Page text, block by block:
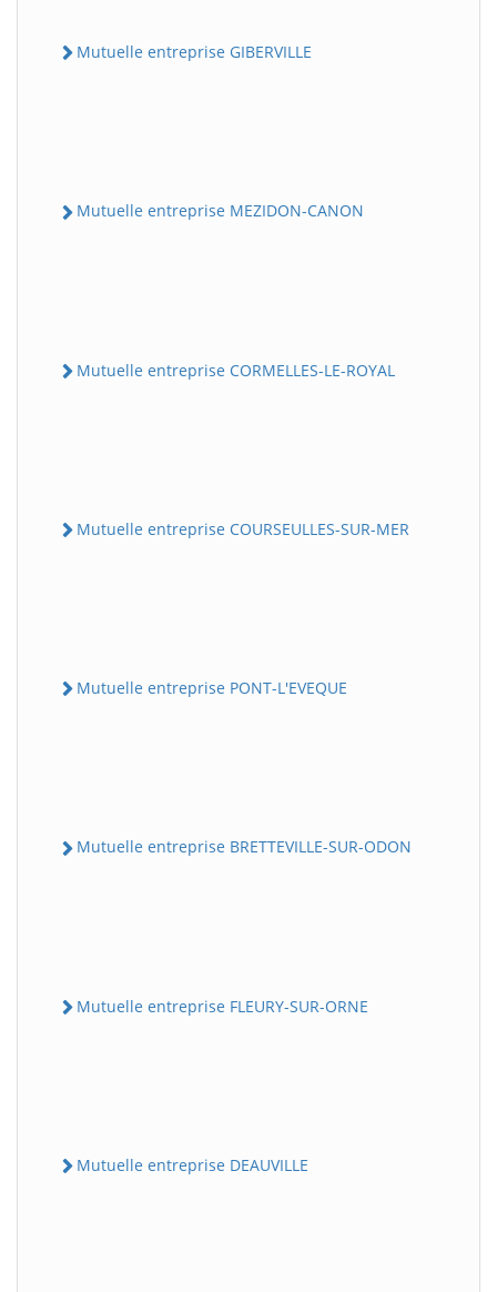
Mutuelle entreprise GIBERVILLE
Mutuelle entreprise MEZIDON-CANON
Mutuelle entreprise CORMELLES-LE-ROYAL
Mutuelle entreprise COURSEULLES-SUR-MER
Mutuelle entreprise PONT-L'EVEQUE
Mutuelle entreprise BRETTEVILLE-SUR-ODON
Mutuelle entreprise FLEURY-SUR-ORNE
Mutuelle entreprise DEAUVILLE